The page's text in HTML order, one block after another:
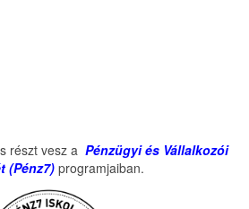
részt vesz a Pénzügyi és Vállalkozói
(Pénz7)programjaiban.